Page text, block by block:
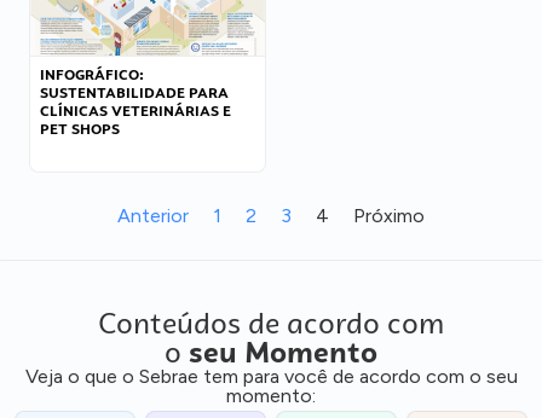
INFOGRÁFICO:
SUSTENTABILIDADE PARA
CLÍNICAS VETERINÁRIAS E
PET SHOPS
Anterior 1 2 3 4 Próximo
Conteúdos de acordo com
o seu Momento
Veja o que o Sebrae tem para você de acordo com o seu
momento: